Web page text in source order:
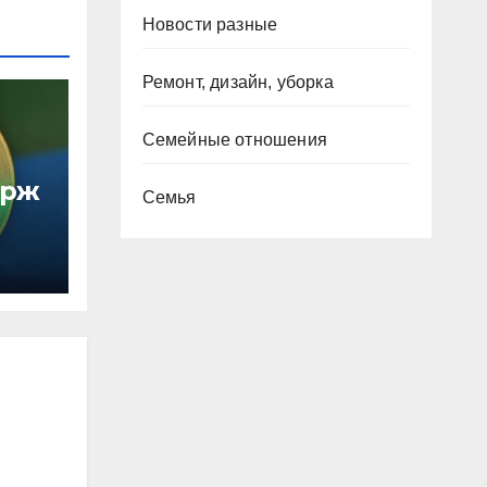
Новости разные
Ремонт, дизайн, уборка
Семейные отношения
Семья